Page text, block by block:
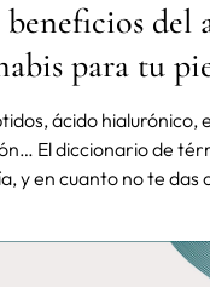
del
para tu
ácido hialurónico,
El diccionario de
y en cuanto no te das
introducir sí o sí